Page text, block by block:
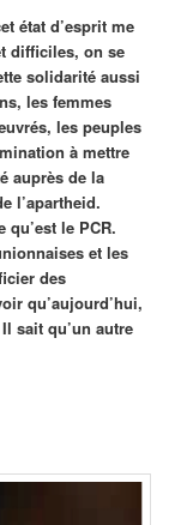
état d’esprit me
difficiles, on se
solidarité aussi
les femmes
les peuples
à mettre
auprès de la
l’apartheid.
le PCR.
et les
des
qu’aujourd’hui,
sait qu’un autre